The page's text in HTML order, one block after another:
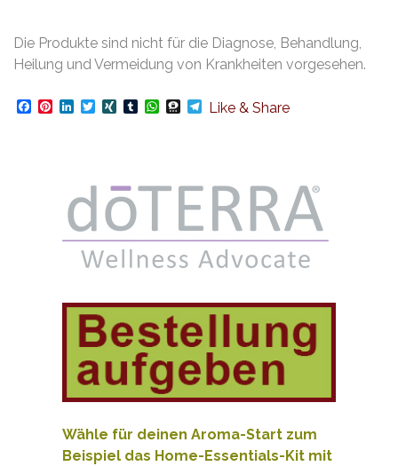
Die Produkte sind nicht für die Diagnose, Behandlung,
Heilung und Vermeidung von Krankheiten vorgesehen.
Facebook
Pinterest
LinkedIn
TwitterXINGTumblrWhatsApp
Threema
Telegram
Like & Share
Wähle für deinen Aroma-Start zum
Beispiel das Home-Essentials-Kit mit